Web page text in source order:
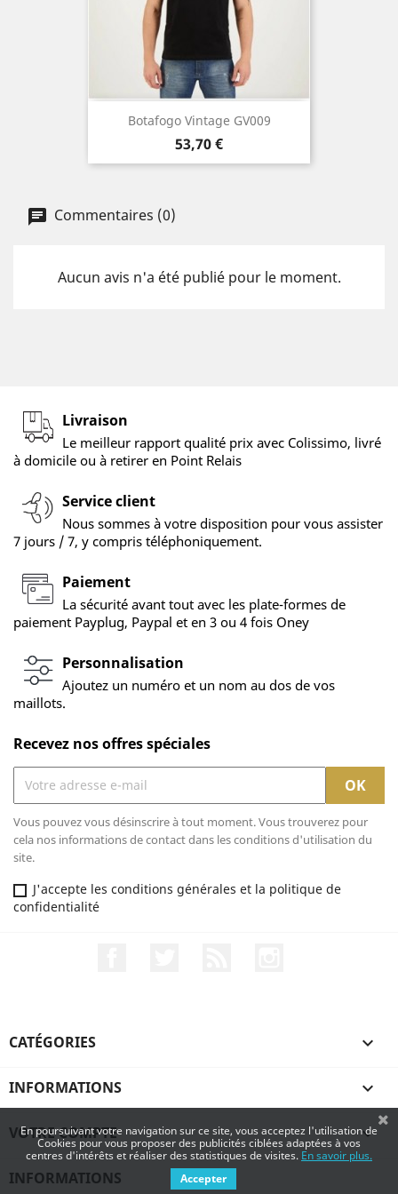
Botafogo Vintage GV009
Prix
53,70 €
Commentaires (0)
Aucun avis n'a été publié pour le moment.
Livraison
Le meilleur rapport qualité prix avec Colissimo, livré
à domicile ou à retirer en Point Relais
Service client
Nous sommes à votre disposition pour vous assister
7 jours / 7, y compris téléphoniquement.
Paiement
La sécurité avant tout avec les plate-formes de
paiement Payplug, Paypal et en 3 ou 4 fois Oney
Personnalisation
Ajoutez un numéro et un nom au dos de vos
maillots.
Recevez nos offres spéciales
Vous pouvez vous désinscrire à tout moment. Vous trouverez pour
cela nos informations de contact dans les conditions d'utilisation du
site.
J'accepte les conditions générales et la politique de
confidentialité
CATÉGORIES 
INFORMATIONS 
VOTRE COMPTE 
INFORMATIONS
En poursuivant votre navigation sur ce site, vous acceptez l'utilisation de
Cookies pour vous proposer des publicités ciblées adaptées à vos
centres d'intérêts et réaliser des statistiques de visites. En savoir plus.
Accepter